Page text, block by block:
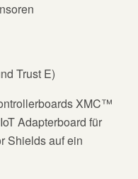
Trust E)
XMC™
Adapterboard für
Shields auf ein